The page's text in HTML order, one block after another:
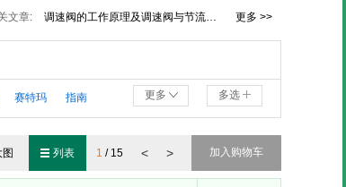
文章:
调速阀的工作原理及调速阀与节流阀的区别
更多 >>
赛特玛 指南 多选
更多
加入购物车
< >
1 / 15
列表